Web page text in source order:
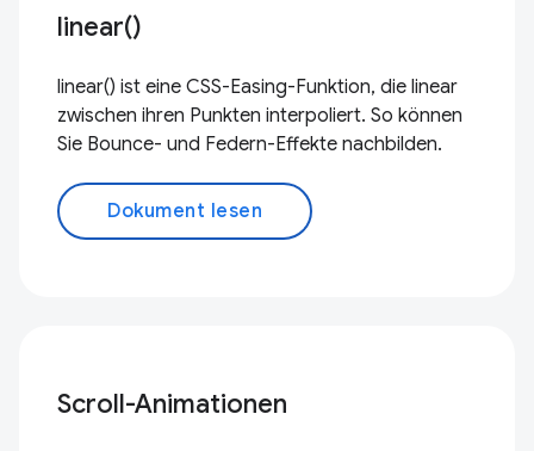
linear()
linear() ist eine CSS-Easing-Funktion, die linear
zwischen ihren Punkten interpoliert. So können
Sie Bounce- und Federn-Effekte nachbilden.
Dokument lesen
Scroll-Animationen